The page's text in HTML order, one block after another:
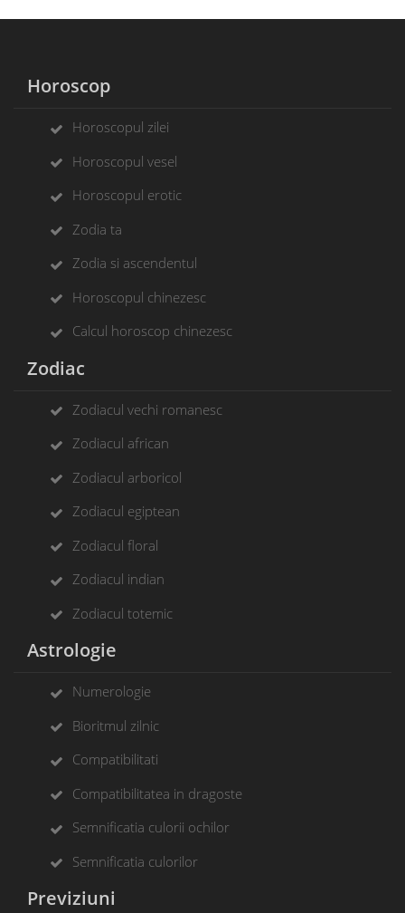
Horoscop
Horoscopul zilei
Horoscopul vesel
Horoscopul erotic
Zodia ta
Zodia si ascendentul
Horoscopul chinezesc
Calcul horoscop chinezesc
Zodiac
Zodiacul vechi romanesc
Zodiacul african
Zodiacul arboricol
Zodiacul egiptean
Zodiacul floral
Zodiacul indian
Zodiacul totemic
Astrologie
Numerologie
Bioritmul zilnic
Compatibilitati
Compatibilitatea in dragoste
Semnificatia culorii ochilor
Semnificatia culorilor
Previziuni